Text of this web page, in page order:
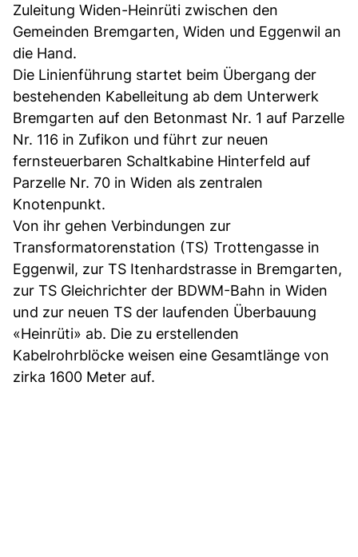
Zuleitung Widen-Heinrüti zwischen den
Gemeinden Bremgarten, Widen und Eggenwil an
die Hand.
Die Linienführung startet beim Übergang der
bestehenden Kabelleitung ab dem Unterwerk
Bremgarten auf den Betonmast Nr. 1 auf Parzelle
Nr. 116 in Zufikon und führt zur neuen
fernsteuerbaren Schaltkabine Hinterfeld auf
Parzelle Nr. 70 in Widen als zentralen
Knotenpunkt.
Von ihr gehen Verbindungen zur
Transformatorenstation (TS) Trottengasse in
Eggenwil, zur TS Itenhardstrasse in Bremgarten,
zur TS Gleichrichter der BDWM-Bahn in Widen
und zur neuen TS der laufenden Überbauung
«Heinrüti» ab. Die zu erstellenden
Kabelrohrblöcke weisen eine Gesamtlänge von
zirka 1600 Meter auf.